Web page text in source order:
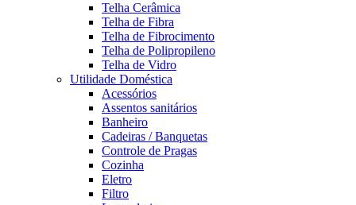
Telha Cerâmica
Telha de Fibra
Telha de Fibrocimento
Telha de Polipropileno
Telha de Vidro
Utilidade Doméstica
Acessórios
Assentos sanitários
Banheiro
Cadeiras / Banquetas
Controle de Pragas
Cozinha
Eletro
Filtro